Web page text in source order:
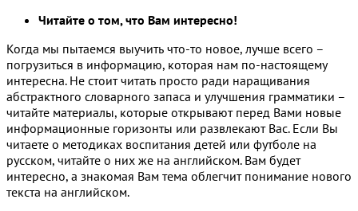
Читайте о том, что Вам интересно!
Когда мы пытаемся выучить что-то новое, лучше всего –
погрузиться в информацию, которая нам по-настоящему
интересна. Не стоит читать просто ради наращивания
абстрактного словарного запаса и улучшения грамматики –
читайте материалы, которые открывают перед Вами новые
информационные горизонты или развлекают Вас. Если Вы
читаете о методиках воспитания детей или футболе на
русском, читайте о них же на английском. Вам будет
интересно, а знакомая Вам тема облегчит понимание нового
текста на английском.